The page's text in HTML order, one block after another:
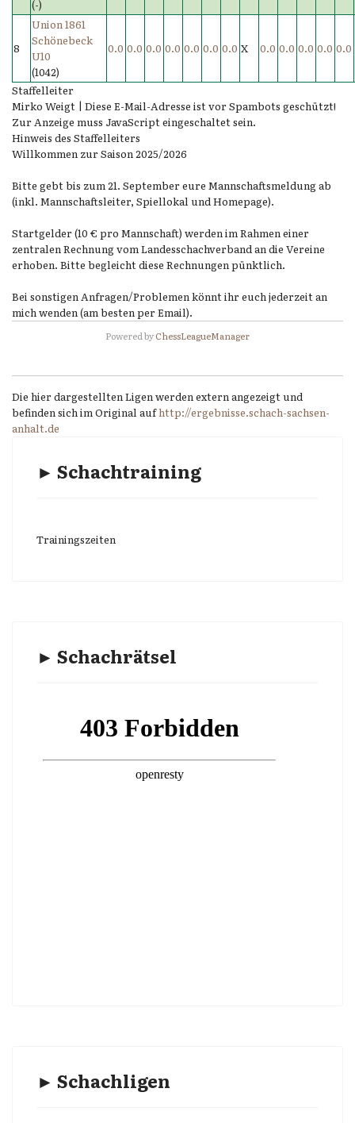
(-)
8
Union 1861
Schönebeck
U10
(1042)
0.0 0.0 0.0 0.0 0.0 0.0 0.0 X 0.0 0.0 0.0 0.0 0.0
Staffelleiter
Mirko Weigt | Diese E-Mail-Adresse ist vor Spambots geschützt!
Zur Anzeige muss JavaScript eingeschaltet sein.
Hinweis des Staffelleiters
Willkommen zur Saison 2025/2026
Bitte gebt bis zum 21. September eure Mannschaftsmeldung ab
(inkl. Mannschaftsleiter, Spiellokal und Homepage).
Startgelder (10 € pro Mannschaft) werden im Rahmen einer
zentralen Rechnung vom Landesschachverband an die Vereine
erhoben. Bitte begleicht diese Rechnungen pünktlich.
Bei sonstigen Anfragen/Problemen könnt ihr euch jederzeit an
mich wenden (am besten per Email).
Powered byChessLeagueManager
Die hier dargestellten Ligen werden extern angezeigt und
befinden sich im Original aufhttp://ergebnisse.schach-sachsen-
anhalt.de
► Schachtraining
Trainingszeiten
► Schachrätsel
► Schachligen